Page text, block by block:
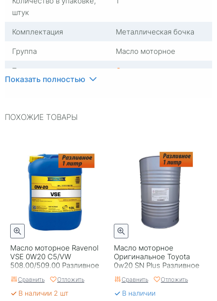
штук
Комплектация
Металлическая бочка
Группа
Масло моторное
Тип масла
Синтетика
Двигатель
ACEA
Страна бренда
Франция
Серия
Save-Lite
Классификация по API
SP
Тип двигателя
Бензиновый двигатель
Применяемость
Автомобили с
бензиновым двигателем
Показать полностью
ПОХОЖИЕ ТОВАРЫ
Масло моторное Ravenol
VSE 0W20 С5/VW
508.00/509.00 Разливное
10л
Сравнить Отложить
В наличии 2 шт
Масло моторное
Оригинальное Toyota
0w20 SN Plus Разливное
208
Сравнить Отложить
В наличии